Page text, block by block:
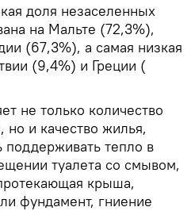
доля незаселенных
на Мальте (72,3%),
(67,3%), а самая низкая
(9,4%) и Греции (
не только количество
и качество жилья,
тепло в
туалета со смывом,
крыша,
фундамент, гниение